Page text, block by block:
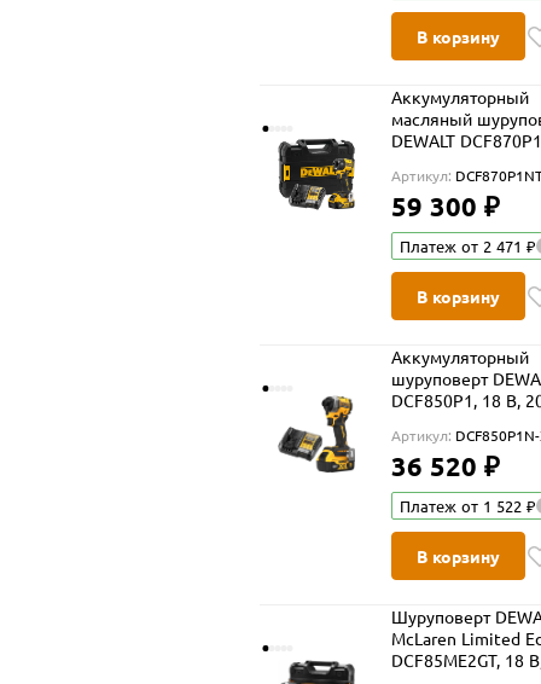
В корзину
Аккумуляторный
масляный
DEWALT
АКБ 5 Ач и ЗУ, в
TSTAK
Артикул:
59 300 ₽
Платеж от 2 471 ₽
В корзину
Аккумуляторный
шуруповерт
DCF850P1, 18 В,
5 Ач и ЗУ
XJ)
Артикул:
36 520 ₽
Платеж от 1 522 ₽
В корзину
Шуруповерт
McLaren Limited
DCF85ME2GT, 18